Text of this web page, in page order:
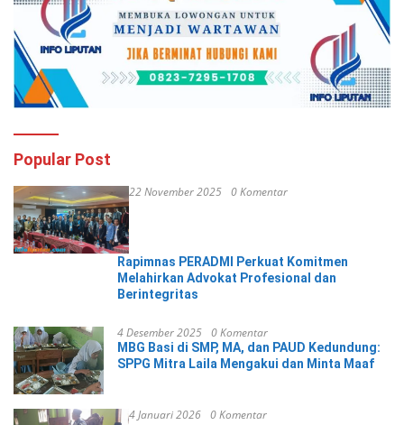
Popular Post
22 November 2025 0 Komentar
Rapimnas PERADMI Perkuat Komitmen
Melahirkan Advokat Profesional dan
Berintegritas
4 Desember 2025 0 Komentar
MBG Basi di SMP, MA, dan PAUD Kedundung:
SPPG Mitra Laila Mengakui dan Minta Maaf
4 Januari 2026 0 Komentar